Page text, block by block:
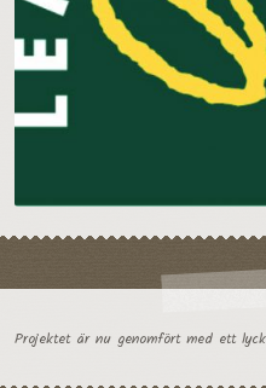
Projektet är nu genomfört med ett